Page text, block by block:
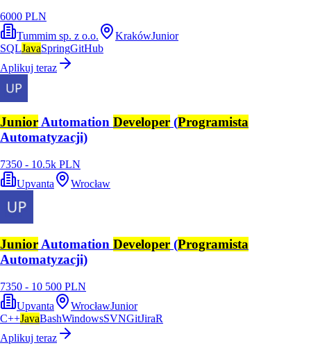
6000 PLN
Tummim sp. z o.o.
KrakówJunior
SQLJavaSpringGitHub
Aplikuj teraz
JuniorAutomation Developer (Programista
Automatyzacji)
7350 - 10.5k PLN
Upvanta
Wrocław
Junior Automation Developer (Programista
Automatyzacji)
7350 - 10 500 PLN
Upvanta
WrocławJunior
C++JavaBashWindowsSVNGitJiraR
Aplikuj teraz